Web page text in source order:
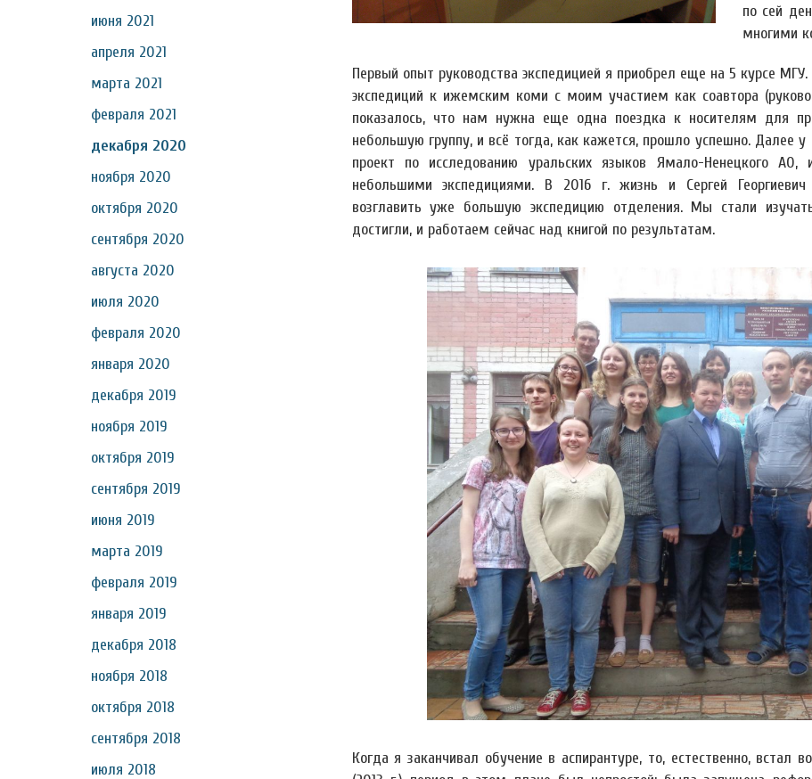
июня 2021
апреля 2021
марта 2021
февраля 2021
декабря 2020
ноября 2020
октября 2020
сентября 2020
августа 2020
июля 2020
февраля 2020
января 2020
декабря 2019
ноября 2019
октября 2019
сентября 2019
июня 2019
марта 2019
февраля 2019
января 2019
декабря 2018
ноября 2018
октября 2018
сентября 2018
июля 2018
по сей
многими
Первый опыт руководства экспедицией я приобрел еще на 5 курсе
экспедиций к ижемским коми с моим участием как соавтора
показалось, что нам нужна еще одна поездка к носителям для
небольшую группу, и всё тогда, как кажется, прошло успешно. Далее
проект по исследованию уральских языков Ямало-Ненецкого
небольшими экспедициями. В 2016 г. жизнь и Сергей
возглавить уже большую экспедицию отделения. Мы стали
достигли, и работаем сейчас над книгой по результатам.
Когда я заканчивал обучение в аспирантуре, то, естественно, встал